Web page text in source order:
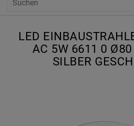
LED
AC 5W 6611 0
SILBER